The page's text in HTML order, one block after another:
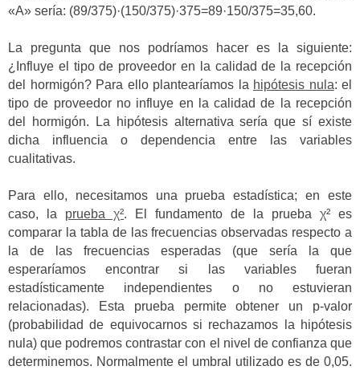
«A» sería: (89/375)·(150/375)·375=89·150/375=35,60.
La pregunta que nos podríamos hacer es la siguiente:
¿Influye el tipo de proveedor en la calidad de la recepción
del hormigón? Para ello plantearíamos la hipótesis nula: el
tipo de proveedor no influye en la calidad de la recepción
del hormigón. La hipótesis alternativa sería que sí existe
dicha influencia o dependencia entre las variables
cualitativas.
Para ello, necesitamos una prueba estadística; en este
caso, la prueba χ². El fundamento de la prueba χ² es
comparar la tabla de las frecuencias observadas respecto a
la de las frecuencias esperadas (que sería la que
esperaríamos encontrar si las variables fueran
estadísticamente independientes o no estuvieran
relacionadas). Esta prueba permite obtener un p-valor
(probabilidad de equivocarnos si rechazamos la hipótesis
nula) que podremos contrastar con el nivel de confianza que
determinemos. Normalmente el umbral utilizado es de 0,05.